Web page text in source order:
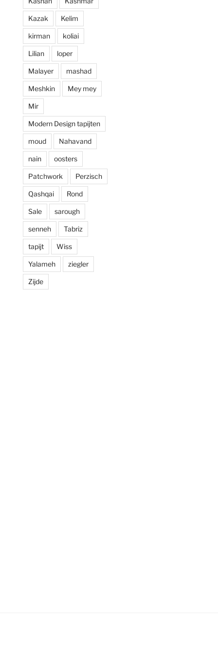
prijzen. Al met al
een zeer positieve
ervaring en zou
deze zaak aan
iedereen aan
willen raden.
Kazak Kelim
kirman koliai
Lilian loper
Malayer mashad
Meshkin Mey mey
Mir
Modern Design tapijten
moud Nahavand
nain oosters
Patchwork Perzisch
Qashqai Rond
Sale sarough
senneh Tabriz
tapijt Wiss
Yalameh ziegler
Zijde